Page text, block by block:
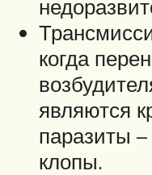
когда
являются
паразиты
клопы.